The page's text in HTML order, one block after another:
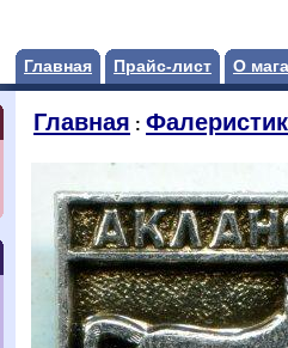
Главная Прайс-лист О
Главная :